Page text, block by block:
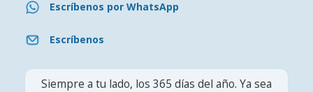
Escríbenos por WhatsApp
Escríbenos
Siempre a tu lado, los 365 días del año. Ya sea